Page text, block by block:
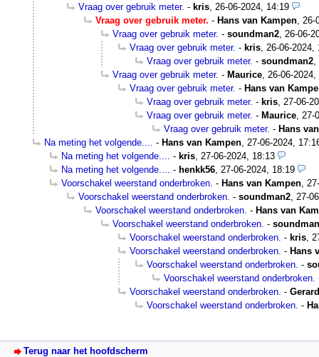
Vraag over gebruik meter. - kris, 26-06-2024, 14:19
Vraag over gebruik meter. - Hans van Kampen, 26-
Vraag over gebruik meter. - soundman2, 26-06-
Vraag over gebruik meter. - kris, 26-06-2024,
Vraag over gebruik meter. - soundman2,
Vraag over gebruik meter. - Maurice, 26-06-2024,
Vraag over gebruik meter. - Hans van
Vraag over gebruik meter. - kris, 27-06-
Vraag over gebruik meter. - Maurice, 27-
Vraag over gebruik meter. - Hans
Na meting het volgende.... - Hans van Kampen, 27-06-2024,
Na meting het volgende.... - kris, 27-06-2024, 18:13
Na meting het volgende.... - henkk56, 27-06-2024, 18:19
Voorschakel weerstand onderbroken. - Hans van Kampen,
Voorschakel weerstand onderbroken. - soundman2, 27-
Voorschakel weerstand onderbroken. - Hans van
Voorschakel weerstand onderbroken. -
Voorschakel weerstand onderbroken. - kris,
Voorschakel weerstand onderbroken. - Hans
Voorschakel weerstand onderbroken. -
Voorschakel weerstand onderbroken.
Voorschakel weerstand onderbroken. -
Voorschakel weerstand onderbroken. -
Terug naar het hoofdscherm